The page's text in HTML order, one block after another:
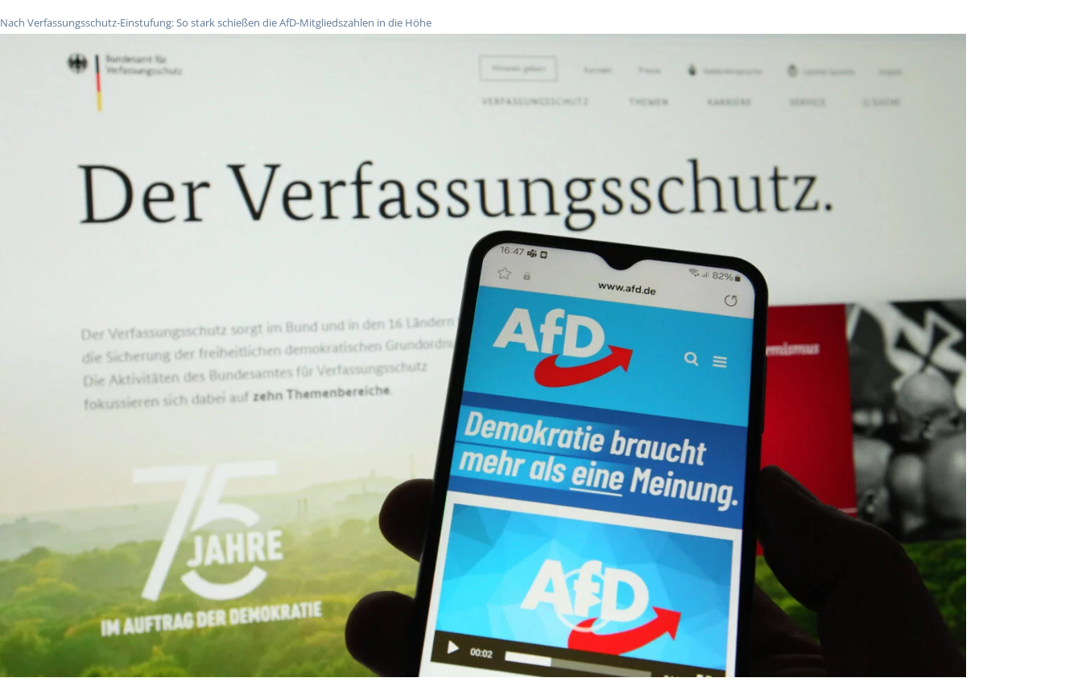
Nach Verfassungsschutz-Einstufung: So stark schießen die AfD-Mitgliedszahlen in die Höhe